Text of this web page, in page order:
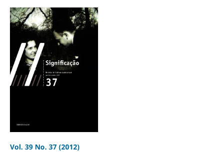
Vol. 39 No. 37 (2012)